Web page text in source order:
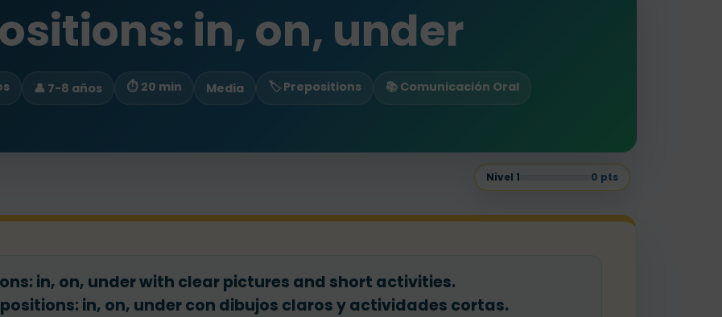
in, on, under
👤 7-8 años ⏱ 20 min Media 🏷️ Prepositions 📚 Comunicación Oral
Nivel 1 0 pts
in, on, under with clear pictures and short activities.
in, on, under con dibujos claros y actividades cortas.